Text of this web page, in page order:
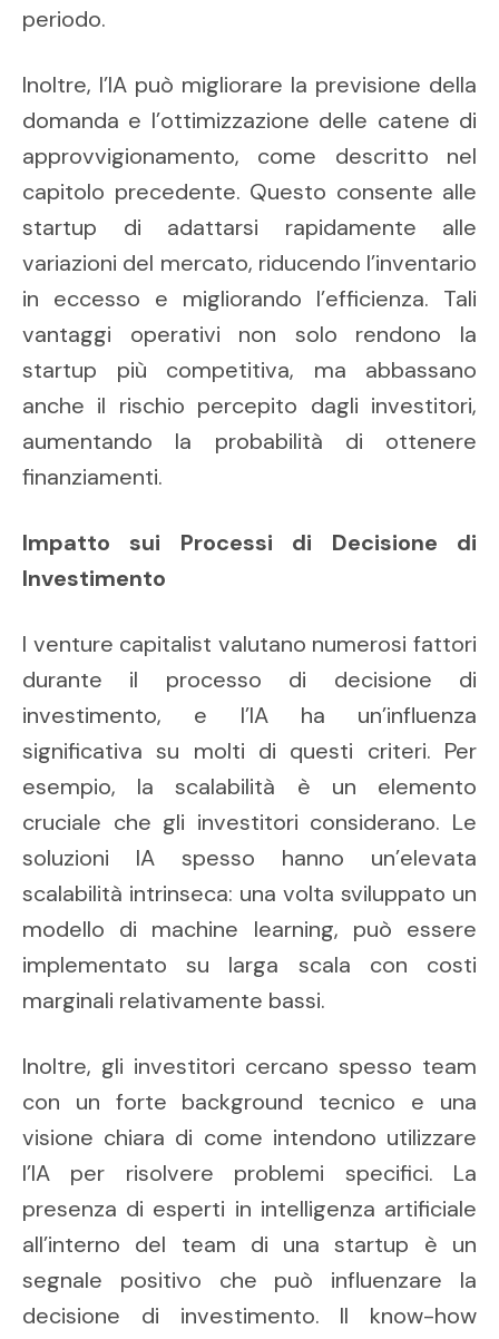
periodo.
Inoltre, l’IA può migliorare la previsione della
domanda e l’ottimizzazione delle catene di
approvvigionamento, come descritto nel
capitolo precedente. Questo consente alle
startup di adattarsi rapidamente alle
variazioni del mercato, riducendo l’inventario
in eccesso e migliorando l’efficienza. Tali
vantaggi operativi non solo rendono la
startup più competitiva, ma abbassano
anche il rischio percepito dagli investitori,
aumentando la probabilità di ottenere
finanziamenti.
Impatto sui Processi di Decisione di
Investimento
I venture capitalist valutano numerosi fattori
durante il processo di decisione di
investimento, e l’IA ha un’influenza
significativa su molti di questi criteri. Per
esempio, la scalabilità è un elemento
cruciale che gli investitori considerano. Le
soluzioni IA spesso hanno un’elevata
scalabilità intrinseca: una volta sviluppato un
modello di machine learning, può essere
implementato su larga scala con costi
marginali relativamente bassi.
Inoltre, gli investitori cercano spesso team
con un forte background tecnico e una
visione chiara di come intendono utilizzare
l’IA per risolvere problemi specifici. La
presenza di esperti in intelligenza artificiale
all’interno del team di una startup è un
segnale positivo che può influenzare la
decisione di investimento. Il know-how